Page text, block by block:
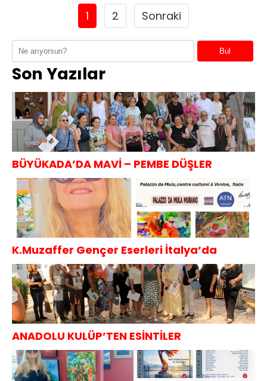
1 2 Sonraki
Bul
Son Yazılar
BÜYÜKADA’DA MAVİ – PEMBE DÜŞLER
K.Muzaffer Gençer Eserleri İtalya’da
ANADOLU KULÜP’TEN ESİNTİLER